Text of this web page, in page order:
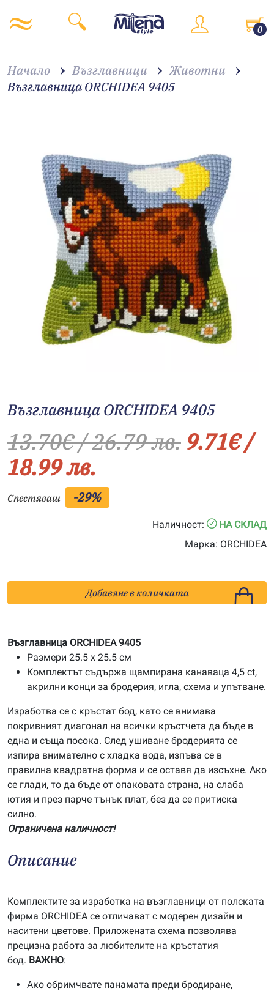
0
Начало Възглавници
Животни
Възглавница ORCHIDEA 9405
Възглавница ORCHIDEA 9405
13.70€/ 26.79 лв. 9.71€/
18.99 лв.
Спестяваш -29%
Наличност:
НА СКЛАД
Марка: ORCHIDEA
Добавяне в количката
Възглавница ORCHIDEA 9405
Размери 25.5 x 25.5 см
Комплектът съдържа щампирана канаваца 4,5 ct,
акрилни конци за бродерия, игла, схема и упътване.
Изработва се с кръстат бод, като се внимава
покривният диагонал на всички кръстчета да бъде в
една и съща посока. След ушиване бродерията се
изпира внимателно с хладка вода, изпъва се в
правилна квадратна форма и се оставя да изсъхне. Ако
се глади, то да бъде от опаковата страна, на слаба
ютия и през парче тънък плат, без да се притиска
силно.
Ограничена наличност!
Описание
Комплектите за изработка на възглавници от полската
фирма ORCHIDEA се отличават с модерен дизайн и
наситени цветове. Приложената схема позволява
прецизна работа за любителите на кръстатия
бод. ВАЖНО:
Ако обримчвате панамата преди бродиране,